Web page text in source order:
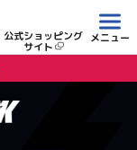
公式ショッピング
サイト
メニュー